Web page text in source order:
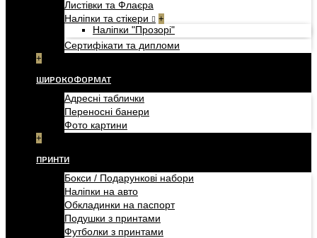
Листівки та Флаєра
Наліпки та стікери
+
Наліпки "Прозорі"
Сертифікати та дипломи
+
ШИРОКОФОРМАТ
Адресні таблички
Переносні банери
Фото картини
+
ПРИНТИ
Бокси / Подарункові набори
Наліпки на авто
Обкладинки на паспорт
Подушки з принтами
Футболки з принтами